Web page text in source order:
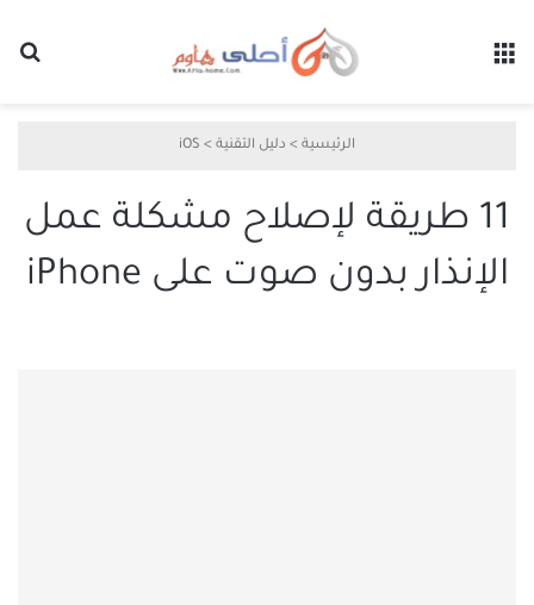
الرئيسية > دليل التقنية >
iOS
11 طريقة لإصلاح مشكلة عمل
الإنذار بدون صوت على iPhone